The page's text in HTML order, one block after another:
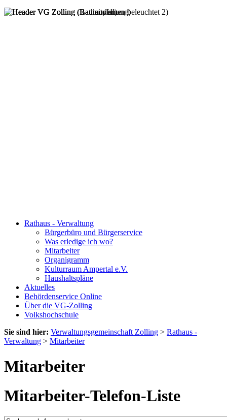
Rathaus - Verwaltung
Bürgerbüro und Bürgerservice
Was erledige ich wo?
Mitarbeiter
Organigramm
Kulturraum Ampertal e.V.
Haushaltspläne
Aktuelles
Behördenservice Online
Über die VG-Zolling
Volkshochschule
Sie sind hier: Verwaltungsgemeinschaft Zolling > Rathaus -
Verwaltung > Mitarbeiter
Mitarbeiter
Mitarbeiter-Telefon-Liste